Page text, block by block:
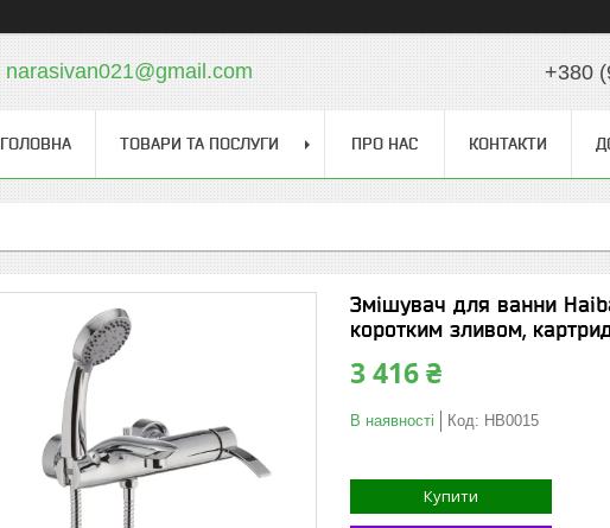
narasivan021@gmail.com +380
ГОЛОВНА ТОВАРИ ТА ПОСЛУГИ ПРО НАС КОНТАКТИ
Змішувач для ванни
коротким зливом,
3 416 ₴
В наявності Код: HB0015
Купити